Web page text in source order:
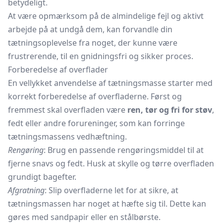
betydeligt.
At være opmærksom på de almindelige fejl og aktivt
arbejde på at undgå dem, kan forvandle din
tætningsoplevelse fra noget, der kunne være
frustrerende, til en gnidningsfri og sikker proces.
Forberedelse af overflader
En vellykket anvendelse af tætningsmasse starter med
korrekt forberedelse af overfladerne. Først og
fremmest skal overfladen være ren, tør og fri for støv,
fedt eller andre forureninger, som kan forringe
tætningsmassens vedhæftning.
Rengøring: Brug en passende rengøringsmiddel til at
fjerne snavs og fedt. Husk at skylle og tørre overfladen
grundigt bagefter.
Afgratning: Slip overfladerne let for at sikre, at
tætningsmassen har noget at hæfte sig til. Dette kan
gøres med sandpapir eller en stålbørste.